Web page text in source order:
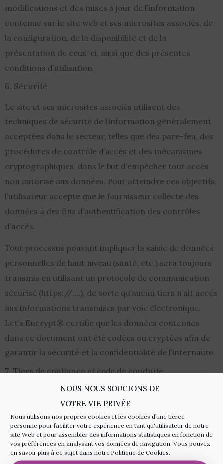
NOUS NOUS SOUCIONS DE
VOTRE VIE PRIVÉE
Nous utilisons nos propres cookies et les cookies d’une tierce
personne pour faciliter votre expérience en tant qu'utilisateur de notre
site Web et pour assembler des informations statistiques en fonction de
vos préférences en analysant vos données de navigation. Vous pouvez
en savoir plus à ce sujet dans notre Politique de Cookies.
modifications et des mises à jour de l’information
contenue sur le site web et ses microsites associés, de
la configuration, de la disponibilité et de la
présentation de ceux-ci, ainsi que des présentes
conditions d’utilisation.
6. Sécurité
Le site et ses microsites associés utilisent des
techniques de sécurité de l’information généralement
acceptées dans le secteur, telles que des pare-feu, des
procédures de contrôle d’accès et des mécanismes
cryptographiques, dans le but d’empêcher tout accès
non autorisé aux données. Pour atteindre ces objectifs,
l’utilisateur accepte que le fournisseur collecte des
données à des fins d’authentification des contrôles
d’accès.
Tout processus pouvant impliquer la saisie de données
personnelles de haut niveau (santé, etc.) sera toujours
transmis en utilisant un protocole de communication
sécurisé (https://,…), de sorte qu’aucun tiers n’ait accès
aux informations transmises par voie électronique.
Let’s Encrypt® certifie que les données contenues
dans ce document ont été codées ou cryptées afin de
garantir la sécurité et la confidentialité de l’internaute.
7. Tiers de confiance et code de conduite
Le fournisseur dispose de l’accréditation « site web
médical accrédité » qui souscrit à un code de conduite
spécifique et qui peut être consulté, téléchargé et/ou
imprimé à partir de ce site web.
8. Droit applicable et juridiction